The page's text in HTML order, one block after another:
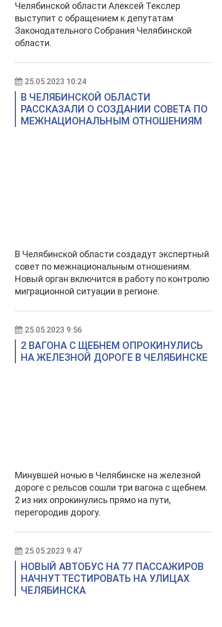
Челябинской области Алексей Текслер
выступит с обращением к депутатам
Законодательного Собрания Челябинской
области.
25.05.2023 10:24
В ЧЕЛЯБИНСКОЙ ОБЛАСТИ
РАССКАЗАЛИ О СОЗДАНИИ СОВЕТА ПО
МЕЖНАЦИОНАЛЬНЫМ ОТНОШЕНИЯМ
В Челябинской области создадут экспертный
совет по межнациональным отношениям.
Новый орган включится в работу по контролю
миграционной ситуации в регионе.
25.05.2023 9:56
2 ВАГОНА С ЩЕБНЕМ ОПРОКИНУЛИСЬ
НА ЖЕЛЕЗНОЙ ДОРОГЕ В ЧЕЛЯБИНСКЕ
Минувшей ночью в Челябинске на железной
дороге с рельсов сошли три вагона с щебнем.
2 из них опрокинулись прямо на пути,
перегородив дорогу.
25.05.2023 9:47
НОВЫЙ АВТОБУС НА 77 ПАССАЖИРОВ
НАЧНУТ ТЕСТИРОВАТЬ НА УЛИЦАХ
ЧЕЛЯБИНСКА